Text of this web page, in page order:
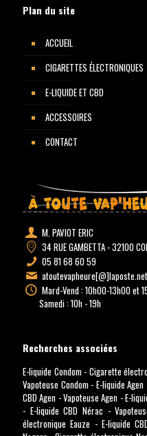
Plan du site
ACCUEIL
CIGARETTES ÉLECTRONIQUES
E-LIQUIDE ET CBD
ACCESSOIRES
CONTACT
M. PAVIOT ERIC
34 RUE GAMBETTA - 32100
05 81 68 60 59
atoutevapheure[@]laposte.net
Mard-Vend : 10h00-13h00 et
Samedi : 10h - 19h
Recherches associées
E-liquide Condom- Cigarette
Vapoteuse Condom- E-liquide Agen
CBD Agen -Vapoteuse Agen -E-
- E-liquide CBD Nérac -
électronique Eauze - E-liquide